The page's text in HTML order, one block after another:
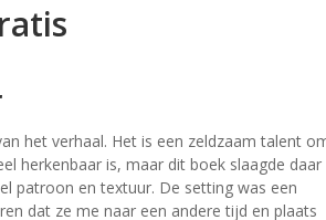
het verhaal. Het is een zeldzaam talent
herkenbaar is, maar dit boek slaagde daar
patroon en textuur. De setting was een
dat ze me naar een andere tijd en plaats